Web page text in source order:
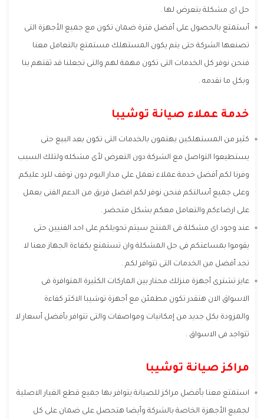
حل اى مشكلة يتعرض لها .
أستمتع بالحصول على أفضل فترة ضمان تكون مع جميع الأجهزة التى
تصنعها الشركة حتى يتم يكون المستهلك مستمتع بالتعامل معنا
فنحن نوفر كل الخدمات التى تكون مهمة لهم والتى تجعلنا قد ثقتهم بنا
وبكل ما نقدمه .
خدمة عملاء صيانة توشيبا
كثير من المستهلكين يهتمون بالخدمات التى تكون بعد البيع حتى
يستطيعوا التواصل مع الشركة دون التعرض لأى مشكله ولتلك السبب
وفرنا لكم أفضل خدمة عملاء تعمل على مدار اليوم دون توقف للرد عليكم
وعلى جميع أسالتكم فنحن نوفر لكم افضل فريق من الدعم الفنى يعمل
على ارضاءكم والتعامل معكم بشكل متحضر .
عند وجود اى مشكلة فى المنتج سيتم تحويلكم على احد الفنيين حتى
يقوموا بمساعتكم فى حل المشكلة وان تستمتع بكفاءة الجهاز معنا لا
تجد أفضل من الخدمات التى تتوافر لكم .
عايز تشترى أجهزة منزلك محتار بين الماركات الكثيرة المتوافرة فى
الاسواق الان هتقدر تكون مطمئن مع أجهزة توشيبا الاكثر كفاءة
والمزودة بكل جديد من إمكانيات ومواصفات والتى تتوافر بأفضل أسعار لا
تتواجد فى الاسواق .
مراكز صيانة توشيبا
استمتع معنا بأفضل مراكز للصيانة يتوافر بها جميع قطع الغيار الاصلية
لجميع الأجهزة الخاصة بالشركة وأيضا هتحصل على ضمان على كل